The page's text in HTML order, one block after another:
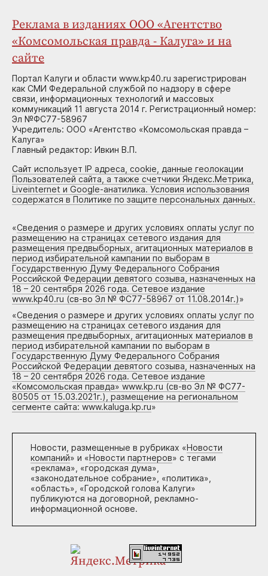
Реклама в изданиях ООО «Агентство
«Комсомольская правда - Калуга» и на
сайте
Портал Калуги и области www.kp40.ru зарегистрирован
как СМИ Федеральной службой по надзору в сфере
связи, информационных технологий и массовых
коммуникаций 11 августа 2014 г. Регистрационный номер:
Эл №ФС77-58967
Учредитель: ООО «Агентство «Комсомольская правда –
Калуга»
Главный редактор: Ивкин В.П.
Сайт использует IP адреса, cookie, данные геолокации
Пользователей сайта, а также счетчики Яндекс.Метрика,
Liveinternet и Google-анатилика. Условия использования
содержатся в Политике по защите персональных данных.
«Сведения о размере и других условиях оплаты услуг по
размещению на страницах сетевого издания для
размещения предвыборных, агитационных материалов в
период избирательной кампании по выборам в
Государственную Думу Федерального Собрания
Российской Федерации девятого созыва, назначенных на
18 – 20 сентября 2026 года. Сетевое издание
www.kp40.ru (св-во Эл № ФС77-58967 от 11.08.2014г.)»
«Сведения о размере и других условиях оплаты услуг по
размещению на страницах сетевого издания для
размещения предвыборных, агитационных материалов в
период избирательной кампании по выборам в
Государственную Думу Федерального Собрания
Российской Федерации девятого созыва, назначенных на
18 – 20 сентября 2026 года. Сетевое издание
«Комсомольская правда» www.kp.ru (св-во Эл № ФС77-
80505 от 15.03.2021г.), размещение на региональном
сегменте сайта: www.kaluga.kp.ru»
Новости, размещенные в рубриках «Новости
компаний» и «Новости партнеров» с тегами
«реклама», «городская дума»,
«законодательное собрание», «политика»,
«область», «Городской голова Калуги»
публикуются на договорной, рекламно-
информационной основе.